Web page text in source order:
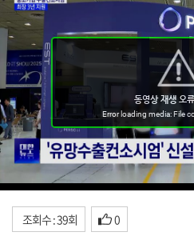
조회수 : 39회 0